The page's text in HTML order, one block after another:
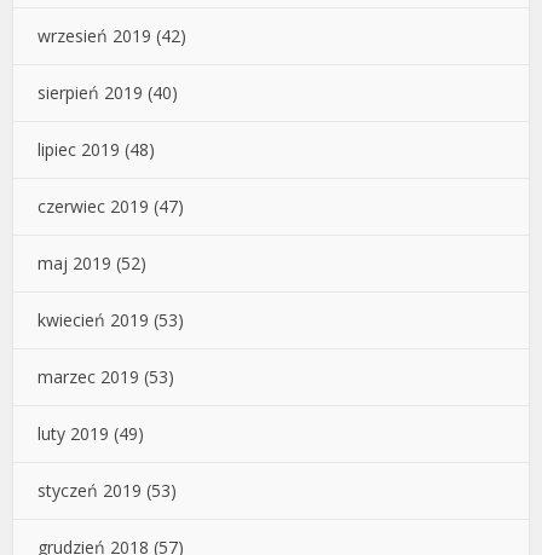
wrzesień 2019 (42)
sierpień 2019 (40)
lipiec 2019 (48)
czerwiec 2019 (47)
maj 2019 (52)
kwiecień 2019 (53)
marzec 2019 (53)
luty 2019 (49)
styczeń 2019 (53)
grudzień 2018 (57)